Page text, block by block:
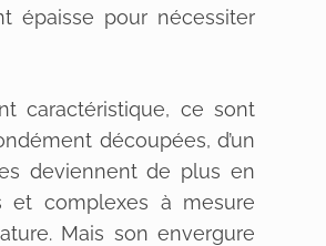
épaisse pour nécessiter
caractéristique, ce sont
découpées, d’un
deviennent de plus en
et complexes à mesure
Mais son envergure